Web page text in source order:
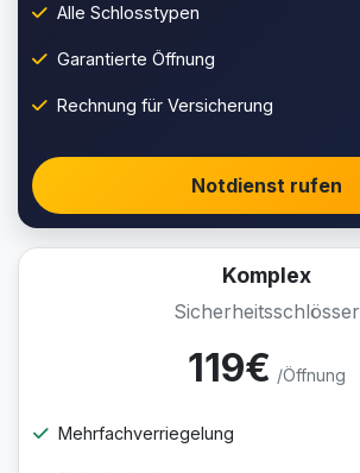
Alle Schlosstypen
Garantierte Öffnung
Rechnung für Versicherung
Notdienst rufen
Komplex
Sicherheitsschlösser
119€ /Öffnung
Mehrfachverriegelung